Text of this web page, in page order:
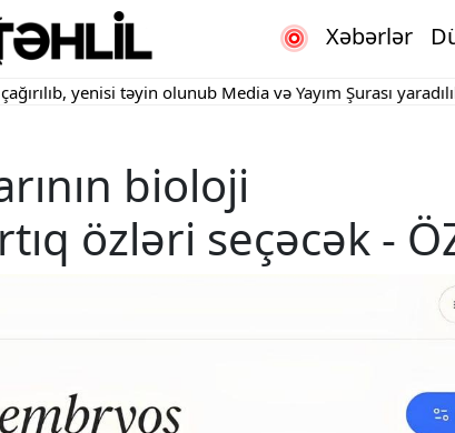
Xəbərlər
yenisi təyin olunub Media və Yayım Şurası yaradılıb
bioloji
özləri seçəcək -